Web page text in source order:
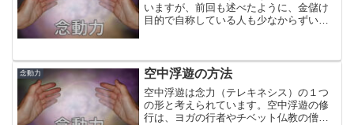
いますが、前回も述べたように、金儲け
目的で自称している人も少なからずいま
を診断したり、必ず治ると約束したりす
ることはありません。自力...
念動力 空中浮遊の方法
空中浮遊は念力（テレキネシス）の１つ
の形と考えられています。空中浮遊の修
行は、ヨガの行者やチベット仏教の僧の